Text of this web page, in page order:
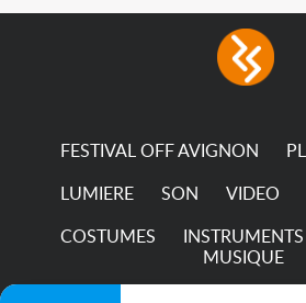
FESTIVAL OFF AVIGNON
LUMIERE SON VIDEO
COSTUMES
INSTRUMENTS
MUSIQUE